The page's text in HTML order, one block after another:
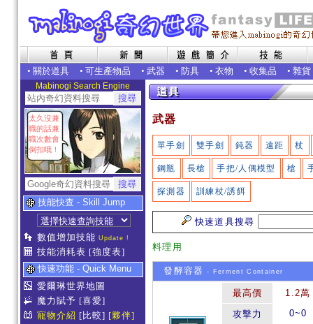
• 關於道具 • 可生產物品 • 武器 • 防具 • 衣物 • 收集品 • 雜貨
Mabinogi Search Engine
太久沒兼
職的話兼
職次數會
倒扣哦！
技能快查 - Skill Jump
數值增加技能 Update !
技能消耗表 [強度表]
快速功能 - Quick Menu
愛爾琳世界地圖
魔力賦予 [喜愛]
寵物介紹 [比較] [夥伴]
武器
單手劍 雙手劍 鈍器 遠距 杖
鋼瓶 長槍 手把/人偶模型 槍
探測器 訓練杖/誘餌
快速道具搜尋
料理用
發酵容器 - Ferment Container
最高價
1.2萬
攻擊力
0~0